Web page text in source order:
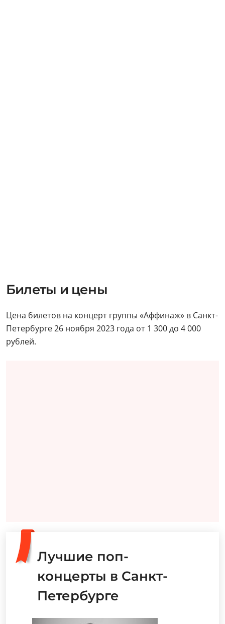
Билеты и цены
Цена билетов на концерт группы «Аффинаж» в Санкт-
Петербурге 26 ноября 2023 года от 1 300 до 4 000
рублей.
Лучшие поп-
концерты в Санкт-
Петербурге